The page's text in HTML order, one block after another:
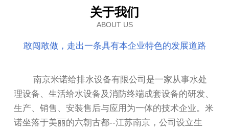
关于我们
ABOUT US
敢闯敢做，走出一条具有本企业特色的发展道路
南京米诺给排水设备有限公司是一家从事水处
理设备、生活给水设备及消防终端成套设备的研发、
生产、销售、安装售后与应用为一体的技术企业。米
诺坐落于美丽的六朝古都--江苏南京，公司设立生